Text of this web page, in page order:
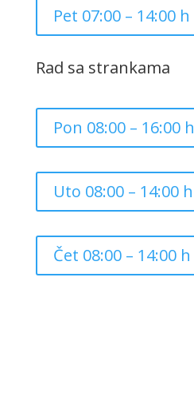
Pet 07:00 – 14:00 h
Rad sa strankama
Pon 08:00 – 16:00 h
Uto 08:00 – 14:00 h
Čet 08:00 – 14:00 h